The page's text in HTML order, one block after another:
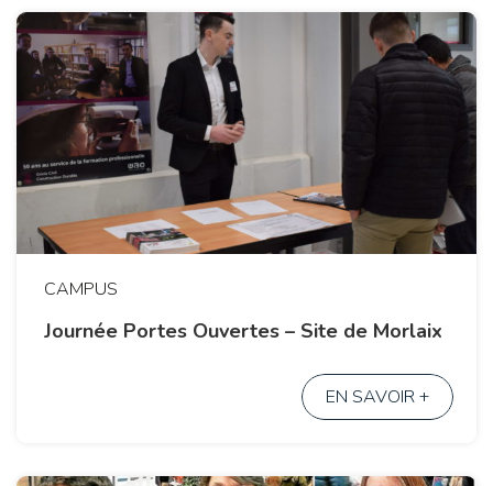
CAMPUS
Journée Portes Ouvertes – Site de Morlaix
EN SAVOIR +